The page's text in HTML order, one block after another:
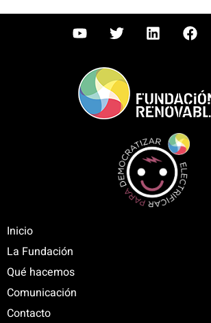
Inicio
La Fundación
Qué hacemos
Comunicación
Contacto